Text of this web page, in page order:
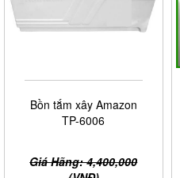
Bồn tắm xây Amazon
TP-6006
Giá Hãng: 4,400,000